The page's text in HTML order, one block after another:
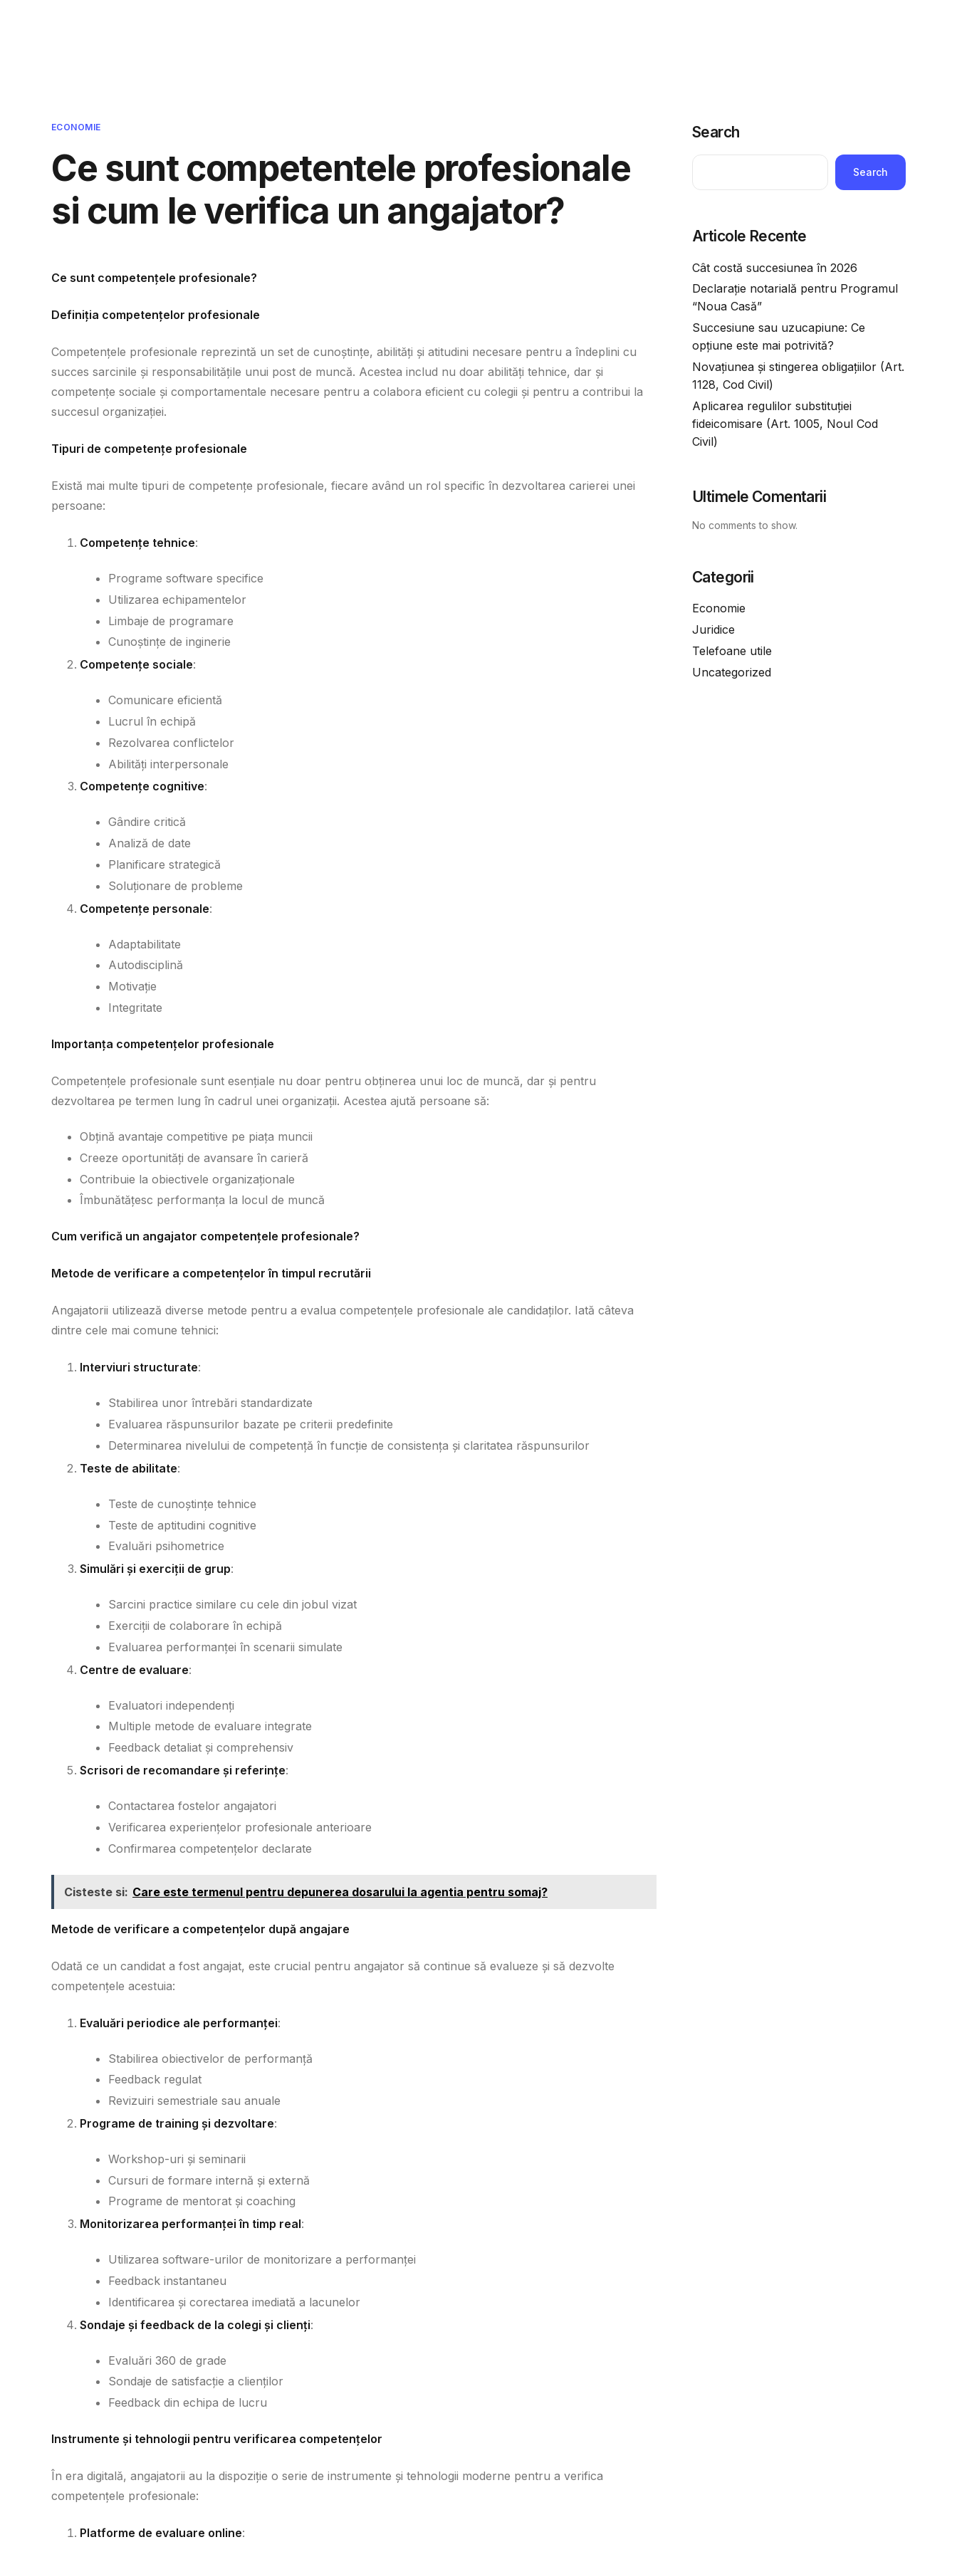
ECONOMIE
Ce sunt competentele profesionale
si cum le verifica un angajator?
Ce sunt competențele profesionale?
Definiția competențelor profesionale
Competențele profesionale reprezintă un set de cunoștințe, abilități și atitudini necesare pentru a îndeplini cu
succes sarcinile și responsabilitățile unui post de muncă. Acestea includ nu doar abilități tehnice, dar și
competențe sociale și comportamentale necesare pentru a colabora eficient cu colegii și pentru a contribui la
succesul organizației.
Tipuri de competențe profesionale
Există mai multe tipuri de competențe profesionale, fiecare având un rol specific în dezvoltarea carierei unei
persoane:
Competențe tehnice:
Programe software specifice
Utilizarea echipamentelor
Limbaje de programare
Cunoștințe de inginerie
Competențe sociale:
Comunicare eficientă
Lucrul în echipă
Rezolvarea conflictelor
Abilități interpersonale
Competențe cognitive:
Gândire critică
Analiză de date
Planificare strategică
Soluționare de probleme
Competențe personale:
Adaptabilitate
Autodisciplină
Motivație
Integritate
Importanța competențelor profesionale
Competențele profesionale sunt esențiale nu doar pentru obținerea unui loc de muncă, dar și pentru
dezvoltarea pe termen lung în cadrul unei organizații. Acestea ajută persoane să:
Obțină avantaje competitive pe piața muncii
Creeze oportunități de avansare în carieră
Contribuie la obiectivele organizaționale
Îmbunătățesc performanța la locul de muncă
Cum verifică un angajator competențele profesionale?
Metode de verificare a competențelor în timpul recrutării
Angajatorii utilizează diverse metode pentru a evalua competențele profesionale ale candidaților. Iată câteva
dintre cele mai comune tehnici:
Interviuri structurate:
Stabilirea unor întrebări standardizate
Evaluarea răspunsurilor bazate pe criterii predefinite
Determinarea nivelului de competență în funcție de consistența și claritatea răspunsurilor
Teste de abilitate:
Teste de cunoștințe tehnice
Teste de aptitudini cognitive
Evaluări psihometrice
Simulări și exerciții de grup:
Sarcini practice similare cu cele din jobul vizat
Exerciții de colaborare în echipă
Evaluarea performanței în scenarii simulate
Centre de evaluare:
Evaluatori independenți
Multiple metode de evaluare integrate
Feedback detaliat și comprehensiv
Scrisori de recomandare și referințe:
Contactarea fostelor angajatori
Verificarea experiențelor profesionale anterioare
Confirmarea competențelor declarate
Cisteste si: Care este termenul pentru depunerea dosarului la agentia pentru somaj?
Metode de verificare a competențelor după angajare
Odată ce un candidat a fost angajat, este crucial pentru angajator să continue să evalueze și să dezvolte
competențele acestuia:
Evaluări periodice ale performanței:
Stabilirea obiectivelor de performanță
Feedback regulat
Revizuiri semestriale sau anuale
Programe de training și dezvoltare:
Workshop-uri și seminarii
Cursuri de formare internă și externă
Programe de mentorat și coaching
Monitorizarea performanței în timp real:
Utilizarea software-urilor de monitorizare a performanței
Feedback instantaneu
Identificarea și corectarea imediată a lacunelor
Sondaje și feedback de la colegi și clienți:
Evaluări 360 de grade
Sondaje de satisfacție a clienților
Feedback din echipa de lucru
Instrumente și tehnologii pentru verificarea competențelor
În era digitală, angajatorii au la dispoziție o serie de instrumente și tehnologii moderne pentru a verifica
competențele profesionale:
Platforme de evaluare online:
Search
Search
Articole Recente
Cât costă succesiunea în 2026
Declarație notarială pentru Programul
“Noua Casă”
Succesiune sau uzucapiune: Ce
opțiune este mai potrivită?
Novațiunea și stingerea obligațiilor (Art.
1128, Cod Civil)
Aplicarea regulilor substituției
fideicomisare (Art. 1005, Noul Cod
Civil)
Ultimele Comentarii
No comments to show.
Categorii
Economie
Juridice
Telefoane utile
Uncategorized